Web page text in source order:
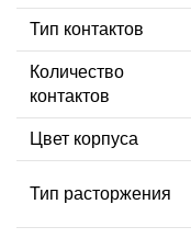
Тип контактов
Количество
контактов
Цвет корпуса
Тип расторжения